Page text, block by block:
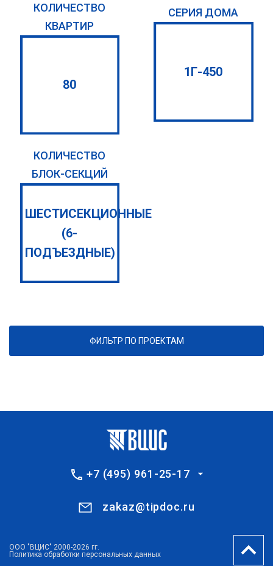
КОЛИЧЕСТВО
КВАРТИР
80
СЕРИЯ ДОМА
1Г-450
КОЛИЧЕСТВО
БЛОК-СЕКЦИЙ
ШЕСТИСЕКЦИОННЫЕ
(6-
ПОДЪЕЗДНЫЕ)
ФИЛЬТР ПО ПРОЕКТАМ
+7 (495) 961-25-17
zakaz@tipdoc.ru
ООО "ВЦИС" 2000-2026 гг.
Политика обработки персональных данных